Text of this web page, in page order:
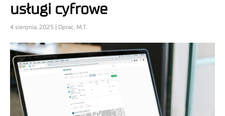
usługi cyfrowe
4 sierpnia, 2025 | Oprac. M.T.